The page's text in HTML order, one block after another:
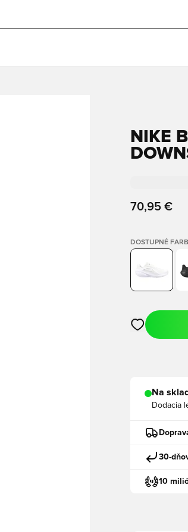
NIKE
70,95 €
DOSTUPNÉ
Otvorí modál
Na
Dodacia
30-
10